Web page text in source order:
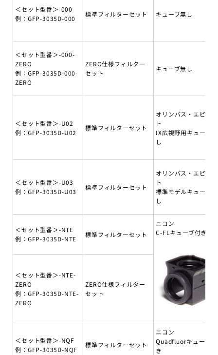
＜セット型番＞-000
例：GFP-3035D-000
標準フィルターセット キューブ無し
＜セット型番＞-000-
ZERO
例：GFP-3035D-000-
ZERO
ZERO仕様フィルター
セット
キューブ無し
＜セット型番＞-U02
例：GFP-3035D-U02
標準フィルターセット
オリンパス・エビデン
ト
IX広視野用キューブ無
し
＜セット型番＞-U03
例：GFP-3035D-U03
標準フィルターセット
オリンパス・エビデン
ト
標準モデルキューブ無
し
＜セット型番＞-NTE
例：GFP-3035D-NTE
標準フィルターセット
ニコン
C-FLキューブ付き
＜セット型番＞-NTE-
ZERO
例：GFP-3035D-NTE-
ZERO
ZERO仕様フィルター
セット
＜セット型番＞-NQF
例：GFP-3035D-NQF
標準フィルターセット
ニコン
Quadfluorキューブ付
き